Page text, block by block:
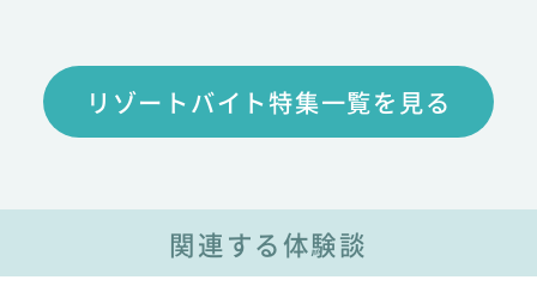
リゾートバイト特集一覧を見る
関連する体験談